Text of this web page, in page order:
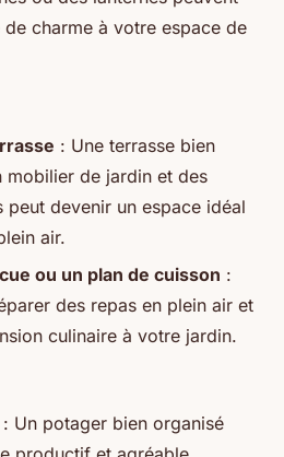
charme à votre espace de
: Une terrasse bien
mobilier de jardin et des
peut devenir un espace idéal
air.
ou un plan de cuisson :
des repas en plein air et
culinaire à votre jardin.
: Un potager bien organisé